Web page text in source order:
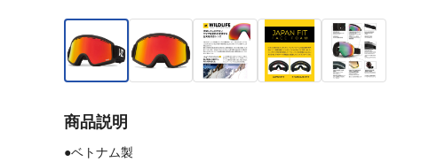
商品説明
●ベトナム製